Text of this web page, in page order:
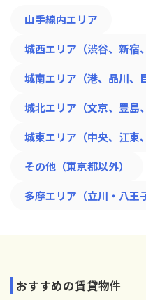
山手線内エリア
城西エリア（渋谷、新宿
城南エリア（港、品川、
城北エリア（文京、豊島
城東エリア（中央、江東
その他（東京都以外）
多摩エリア（立川・八王
おすすめの賃貸物件